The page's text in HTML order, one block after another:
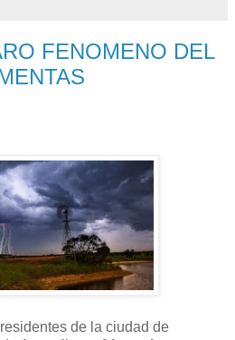
FENOMENO DEL
de la ciudad de